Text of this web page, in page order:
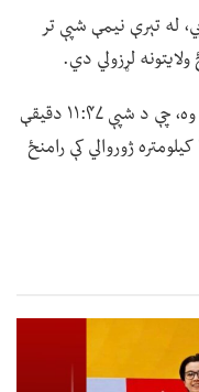
له تېرې نیمې شپې تر
لړزولي دي.
لومړۍ زلزله د ریشتر په حساب شپږ درجې وه، چې د شپې ۱۱:۴۷ دقیقې
د ننګرهار مرکز جلال آباد ښار څېرمه په ۲۷ کیلومتره ژوروالي کې رامنځ